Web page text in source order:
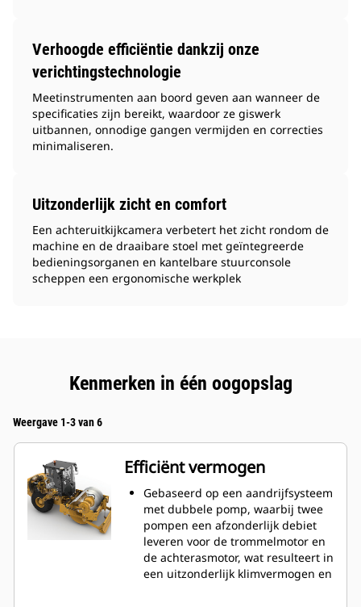
Verhoogde efficiëntie dankzij onze
verichtingstechnologie
Meetinstrumenten aan boord geven aan wanneer de
specificaties zijn bereikt, waardoor ze giswerk
uitbannen, onnodige gangen vermijden en correcties
minimaliseren.
Uitzonderlijk zicht en comfort
Een achteruitkijkcamera verbetert het zicht rondom de
machine en de draaibare stoel met geïntegreerde
bedieningsorganen en kantelbare stuurconsole
scheppen een ergonomische werkplek
Kenmerken in één oogopslag
Weergave 1-3 van 6
Efficiënt vermogen
Gebaseerd op een aandrijfsysteem
met dubbele pomp, waarbij twee
pompen een afzonderlijk debiet
leveren voor de trommelmotor en
de achterasmotor, wat resulteert in
een uitzonderlijk klimvermogen en